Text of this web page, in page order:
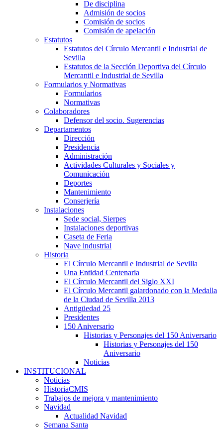
De disciplina
Admisión de socios
Comisión de socios
Comisión de apelación
Estatutos
Estatutos del Círculo Mercantil e Industrial de
Sevilla
Estatutos de la Sección Deportiva del Círculo
Mercantil e Industrial de Sevilla
Formularios y Normativas
Formularios
Normativas
Colaboradores
Defensor del socio. Sugerencias
Departamentos
Dirección
Presidencia
Administración
Actividades Culturales y Sociales y
Comunicación
Deportes
Mantenimiento
Conserjería
Instalaciones
Sede social, Sierpes
Instalaciones deportivas
Caseta de Feria
Nave industrial
Historia
El Círculo Mercantil e Industrial de Sevilla
Una Entidad Centenaria
El Círculo Mercantil del Siglo XXI
El Círculo Mercantil galardonado con la Medalla
de la Ciudad de Sevilla 2013
Antigüedad 25
Presidentes
150 Aniversario
Historias y Personajes del 150 Aniversario
Historias y Personajes del 150
Aniversario
Noticias
INSTITUCIONAL
Noticias
HistoriaCMIS
Trabajos de mejora y mantenimiento
Navidad
Actualidad Navidad
Semana Santa